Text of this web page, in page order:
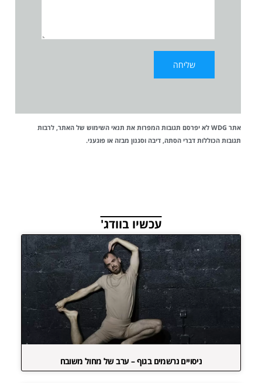
אתר WDG לא יפרסם תגובות המפרות את תנאי השימוש של האתר, לרבות
תגובות הכוללות דברי הסתה, דיבה וסגנון מבזה או פוגעני.
עכשיו בוודג'
ניסויים נרשמים בגוף – ערב של מחול משובח